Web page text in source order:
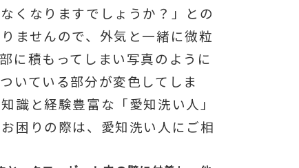
くなりますでしょうか？」との
ませんので、外気と一緒に微粒
に積もってしまい写真のように
いている部分が変色してしま
と経験豊富な「愛知洗い人」
困りの際は、愛知洗い人にご相